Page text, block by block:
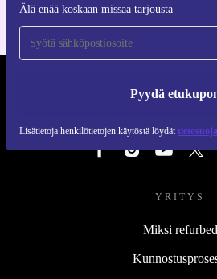
Älä enää koskaan missaa tarjousta
Pyydä
Lisätietoja henkilötietojen käytöstä löydät
YRITYS
Miksi refurbed